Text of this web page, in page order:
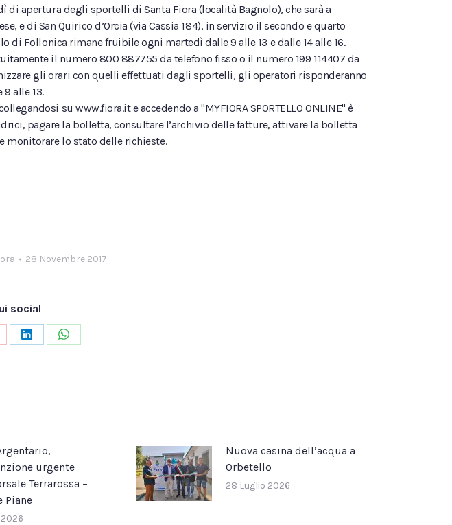
di apertura degli sportelli di Santa Fiora (località Bagnolo), che sarà a
di San Quirico d’Orcia (via Cassia 184), in servizio il secondo e quarto
di Follonica rimane fruibile ogni martedì dalle 9 alle 13 e dalle 14 alle 16.
il numero 800 887755 da telefono fisso o il numero 199 114407 da
gli orari con quelli effettuati dagli sportelli, gli operatori risponderanno
alle 13.
su www.fiora.it e accedendo a "MYFIORA SPORTELLO ONLINE" è
pagare la bolletta, consultare l’archivio delle fatture, attivare la bolletta
monitorare lo stato delle richieste.
28 Novembre 2017
social
CondividiCondividi
urgente
Terrarossa –
Piane
2026
Nuova casina dell’acqua a
Orbetello
28 Luglio 2026